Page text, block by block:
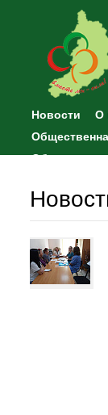
Новости О